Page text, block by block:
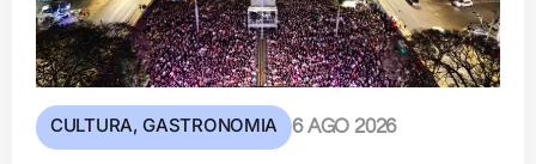
CULTURA,GASTRONOMIA 6 AGO 2026